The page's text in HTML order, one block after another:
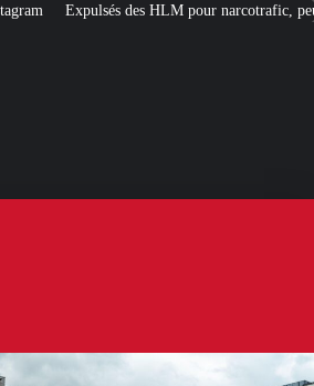
narcotrafic, peuvent-ils obtenir un nouveau